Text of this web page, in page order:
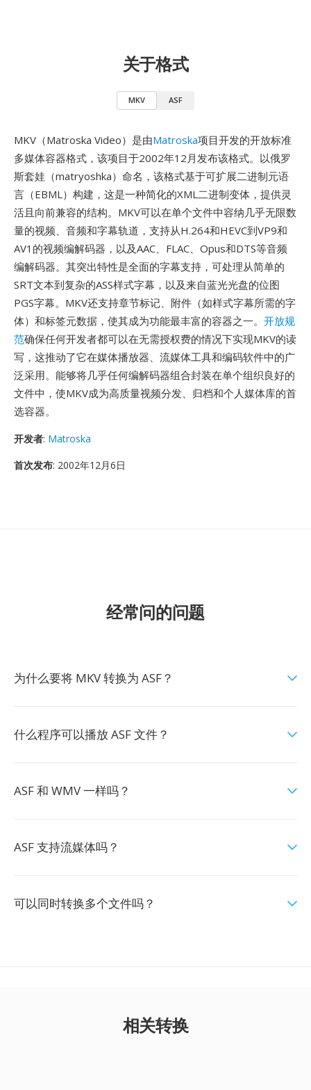
关于格式
MKV ASF
MKV（Matroska Video）是由Matroska项目开发的开放标准
多媒体容器格式，该项目于2002年12月发布该格式。以俄罗
斯套娃（matryoshka）命名，该格式基于可扩展二进制元语
言（EBML）构建，这是一种简化的XML二进制变体，提供灵
活且向前兼容的结构。MKV可以在单个文件中容纳几乎无限数
量的视频、音频和字幕轨道，支持从H.264和HEVC到VP9和
AV1的视频编解码器，以及AAC、FLAC、Opus和DTS等音频
编解码器。其突出特性是全面的字幕支持，可处理从简单的
SRT文本到复杂的ASS样式字幕，以及来自蓝光光盘的位图
PGS字幕。MKV还支持章节标记、附件（如样式字幕所需的字
体）和标签元数据，使其成为功能最丰富的容器之一。 开放规
范确保任何开发者都可以在无需授权费的情况下实现MKV的读
写，这推动了它在媒体播放器、流媒体工具和编码软件中的广
泛采用。能够将几乎任何编解码器组合封装在单个组织良好的
文件中，使MKV成为高质量视频分发、归档和个人媒体库的首
选容器。
开发者: Matroska
首次发布: 2002年12月6日
经常问的问题
为什么要将 MKV 转换为 ASF？
什么程序可以播放 ASF 文件？
ASF 和 WMV 一样吗？
ASF 支持流媒体吗？
可以同时转换多个文件吗？
相关转换